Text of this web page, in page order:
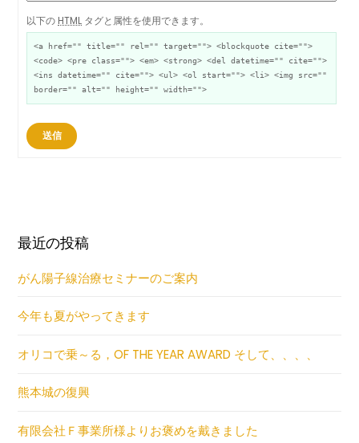
以下の HTML タグと属性を使用できます。
<a href="" title="" rel="" target=""> <blockquote cite="">
<code> <pre class=""> <em> <strong> <del datetime="" cite="">
<ins datetime="" cite=""> <ul> <ol start=""> <li> <img src=""
border="" alt="" height="" width="">
送信
最近の投稿
がん陽子線治療セミナーのご案内
今年も夏がやってきます
オリコで乗～る，OF THE YEAR AWARD そして、、、、
熊本城の復興
有限会社Ｆ事業所様よりお褒めを戴きました